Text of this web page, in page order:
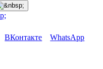
ВКонтакте
WhatsApp